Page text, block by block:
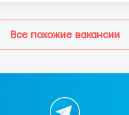
Все похожие вакансии